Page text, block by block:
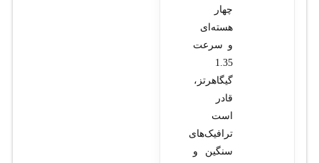
چهار
هسته‌ای
و سرعت
1.35
گیگاهرتز،
قادر
است
ترافیک‌های
سنگین و